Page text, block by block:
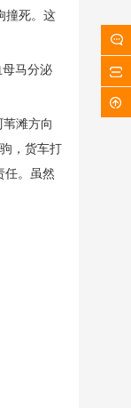
撞死。这
马分泌
滩方向
，货车打
任。虽然